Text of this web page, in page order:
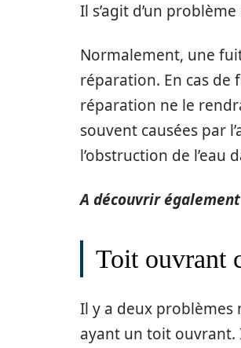
Il s’agit d’un
Normalement, une
réparation. En cas de
réparation ne le
souvent causées par
l’obstruction de l’eau
A découvrir
Toit ouvrant
Il y a deux
ayant un toit ouvrant.